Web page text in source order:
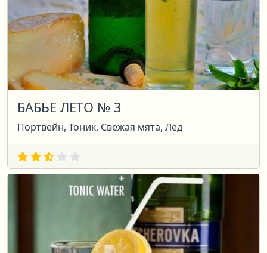
БАБЬЕ ЛЕТО № 3
Портвейн, Тоник, Свежая мята, Лед